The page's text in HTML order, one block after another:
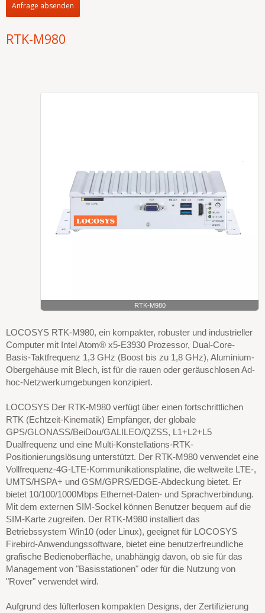
Anfrage absenden
RTK-M980
RTK-M980
LOCOSYS RTK-M980, ein kompakter, robuster und industrieller
Computer mit Intel Atom® x5-E3930 Prozessor, Dual-Core-
Basis-Taktfrequenz 1,3 GHz (Boost bis zu 1,8 GHz), Aluminium-
Obergehäuse mit Blech, ist für die rauen oder geräuschlosen Ad-
hoc-Netzwerkumgebungen konzipiert.
LOCOSYS Der RTK-M980 verfügt über einen fortschrittlichen
RTK (Echtzeit-Kinematik) Empfänger, der globale
GPS/GLONASS/BeiDou/GALILEO/QZSS, L1+L2+L5
Dualfrequenz und eine Multi-Konstellations-RTK-
Positionierungslösung unterstützt. Der RTK-M980 verwendet eine
Vollfrequenz-4G-LTE-Kommunikationsplatine, die weltweite LTE-,
UMTS/HSPA+ und GSM/GPRS/EDGE-Abdeckung bietet. Er
bietet 10/100/1000Mbps Ethernet-Daten- und Sprachverbindung.
Mit dem externen SIM-Sockel können Benutzer bequem auf die
SIM-Karte zugreifen. Der RTK-M980 installiert das
Betriebssystem Win10 (oder Linux), geeignet für LOCOSYS
Firebird-Anwendungssoftware, bietet eine benutzerfreundliche
grafische Bedienoberfläche, unabhängig davon, ob sie für das
Management von "Basisstationen" oder für die Nutzung von
"Rover" verwendet wird.
Aufgrund des lüfterlosen kompakten Designs, der Zertifizierung